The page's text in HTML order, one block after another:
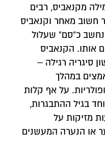
מקנאביס, רבים
חשוב מאחר וקנאביס
נחשב כ"סם" שעלול
אותו. הקנאביס
סיגריה רגילה –
במהלך
על אף קלות
בגיל ההתבגרות,
מזיקות על
או הנערה המעשנים